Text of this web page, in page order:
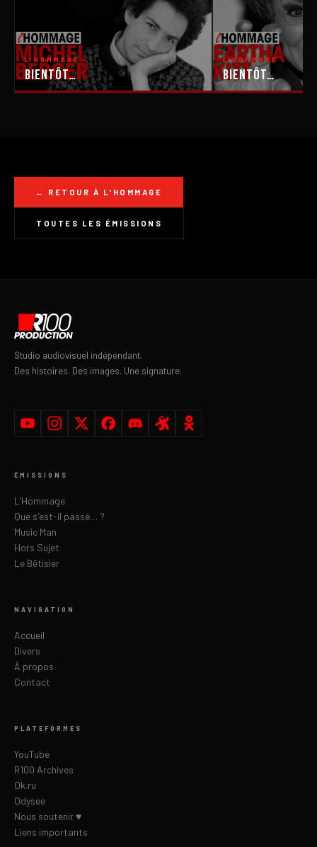
L'HOMMAGE
Bientôt…
L'HOMMAGE
Bientôt…
← RETOUR À L'HOMMAGE
TOUTES LES ÉMISSIONS
Studio audiovisuel indépendant.
Des histoires. Des images. Une signature.
ÉMISSIONS
L'Hommage
Que s'est-il passé… ?
Music Man
Hors Sujet
Le Bêtisier
NAVIGATION
Accueil
Divers
À propos
Contact
PLATEFORMES
YouTube
R100 Archives
Ok.ru
Odysee
Nous soutenir ♥
Liens importants